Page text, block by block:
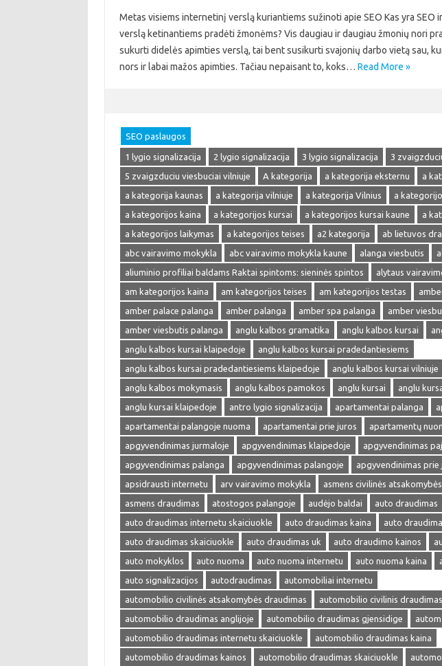
Metas visiems internetinį verslą kuriantiems sužinoti apie SEO Kas yra SEO
verslą ketinantiems pradėti žmonėms? Vis daugiau ir daugiau žmonių nori
sukurti didelės apimties verslą, tai bent susikurti svajonių darbo vietą sau,
nors ir labai mažos apimties. Tačiau nepaisant to, koks… Read More »
SEO paslaugos
1 lygio signalizacija 2 lygio signalizacija 3 lygio signalizacija
3
5 zvaigzduciu viesbuciai vilniuje
A kategorija a kategorija eksternu
a
a kategorija kaunas
a kategorija vilniuje a kategorija Vilnius a
a kategorijos kaina
a kategorijos kursai a kategorijos kursai kaune
a
a kategorijos laikymas
a kategorijos teises a2 kategorija
ab lietuvos
abc vairavimo mokykla
abc vairavimo mokykla kaune alanga viesbutis
aliuminio profiliai baldams Raktai spintoms: sieninės spintos
alytaus
am kategorijos kaina
am kategorijos teises am kategorijos testas
amber palace palanga
amber palanga amber spa palanga
amber
amber viesbutis palanga
anglu kalbos gramatika anglu kalbos kursai
anglu kalbos kursai klaipedoje
anglu kalbos kursai pradedantiesiems
anglu kalbos kursai pradedantiesiems klaipedoje
anglu kalbos kursai vilniuje
anglu kalbos mokymasis
anglu kalbos pamokos anglu kursai
anglu
anglu kursai klaipedoje
antro lygio signalizacija apartamentai palanga
apartamentai palangoje nuoma
apartamentai prie juros
apartamentų
apgyvendinimas jurmaloje
apgyvendinimas klaipedoje
apgyvendinimas
apgyvendinimas palanga
apgyvendinimas palangoje apgyvendinimas prie
apsidrausti internetu
arv vairavimo mokykla
asmens civilinės
asmens draudimas
atostogos palangoje audėjo baldai auto draudimas
auto draudimas internetu skaiciuokle
auto draudimas kaina
auto
auto draudimas skaiciuokle
auto draudimas uk auto draudimo kainos
auto mokyklos
auto nuoma auto nuoma internetu auto nuoma kaina
auto signalizacijos
autodraudimas
automobiliai internetu
automobilio civilinės atsakomybės draudimas
automobilio civilinis draudimas
automobilio draudimas anglijoje
automobilio draudimas gjensidige
automobilio draudimas internetu skaiciuokle
automobilio draudimas kaina
automobilio draudimas kainos
automobilio draudimas skaiciuokle